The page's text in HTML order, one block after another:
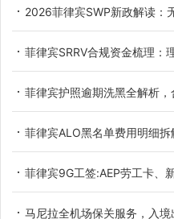
2026菲律宾SWP新政解读：无
菲律宾SRRV合规资金梳理：
菲律宾护照逾期洗黑全解析
菲律宾ALO黑名单费用明细拆
菲律宾9G工签:AEP劳工卡、
马尼拉全机场保关服务，入